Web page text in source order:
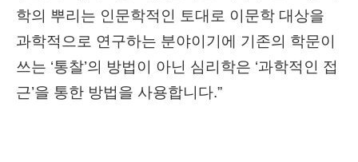
학의 뿌리는 인문학적인 토대로 이문학 대상을
과학적으로 연구하는 분야이기에 기존의 학문이
쓰는 ‘통찰’의 방법이 아닌 심리학은 ‘과학적인 접
근’을 통한 방법을 사용합니다.”